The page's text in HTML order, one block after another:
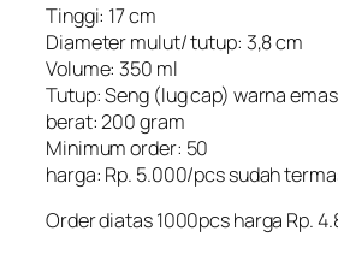
Tinggi: 17 cm
Diameter mulut/ tutup: 3,8 cm
Volume: 350 ml
Tutup: Seng (lug cap) warna
berat: 200 gram
Minimum order: 50
harga: Rp. 5.000/pcs sudah
Order diatas 1000pcs harga Rp.